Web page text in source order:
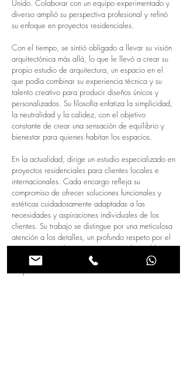
Unido. Colaborar con un equipo experimentado y
diverso amplió su perspectiva profesional y refinó
su enfoque en proyectos residenciales.
Con el tiempo, se sintió obligado a llevar su visión
arquitectónica más allá, lo que le llevó a crear su
propio estudio de arquitectura, un espacio en el
que podía combinar su experiencia técnica y su
talento creativo para producir diseños únicos y
personalizados. Su filosofía enfatiza la simplicidad,
la neutralidad y la calidez, con el objetivo
constante de crear una sensación de equilibrio y
bienestar para quienes habitan los espacios.
En la actualidad, dirige un estudio especializado en
proyectos residenciales para clientes locales e
internacionales. Cada encargo refleja su
compromiso de ofrecer soluciones funcionales y
estéticas cuidadosamente adaptadas a las
necesidades y aspiraciones individuales de los
clientes. Su trabajo se distingue por una meticulosa
atención a los detalles, un profundo respeto por el
entorno construido y una pasión inquebrantable por
la arquitectura como medio para mejorar la vida de